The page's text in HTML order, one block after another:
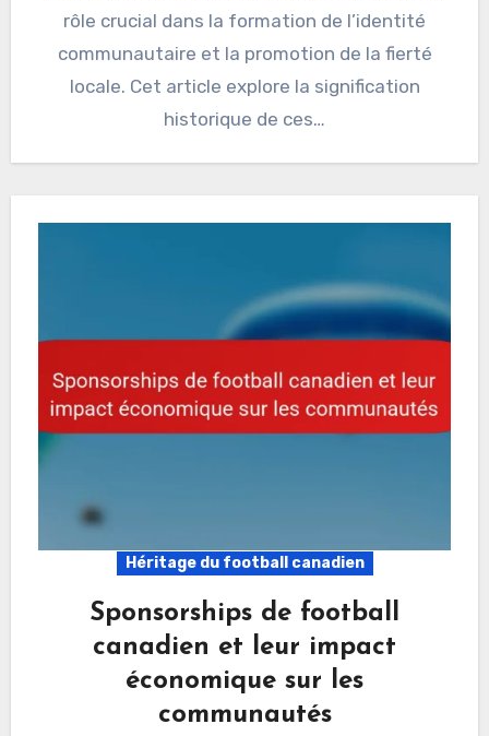
rôle crucial dans la formation de l’identité
communautaire et la promotion de la fierté
locale. Cet article explore la signification
historique de ces…
Héritage du football canadien
Sponsorships de football
canadien et leur impact
économique sur les
communautés